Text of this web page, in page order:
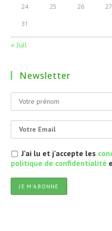
24 25 26 27
31
« Juil
Newsletter
J'ai lu et j'accepte les
politique de confidentialité